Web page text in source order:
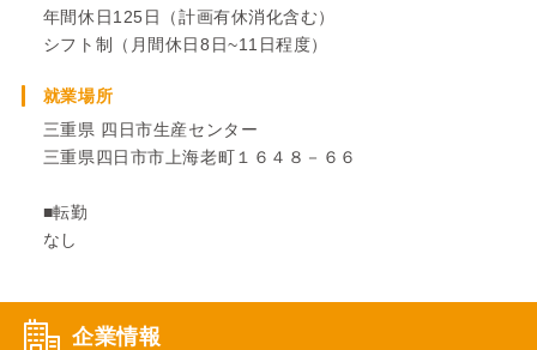
年間休日125日（計画有休消化含む）
シフト制（月間休日8日~11日程度）
就業場所
三重県 四日市生産センター
三重県四日市市上海老町１６４８－６６
■転勤
なし
企業情報